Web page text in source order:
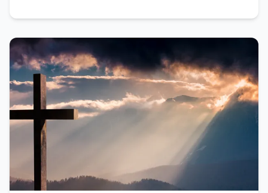
い。 「主よ、あなたの民を憐れ
んでください。 あなたの相続地
をそしりの的 諸国民の物笑いの
種にしないでください。 どうし
てもろもろの民に 『彼らの神は
どこにいるのか』と 言わせてお
かれるのですか。」 すると、主
を包囲しているカルデア人に降
伏する者は生き、その命は戦利
品となる。 私がこの都に顔を向
けるのは災いのためであって、
幸いのためではないからだ――主の
仰せ。この都はバビロンの王の
手に渡され、彼はこれを火で焼
くであろう。」 ユダの王家に対